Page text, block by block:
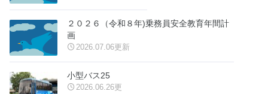
２０２６（令和８年)乗務員安全教育年間計
画
2026.07.06更新
小型バス25
2026.06.26更